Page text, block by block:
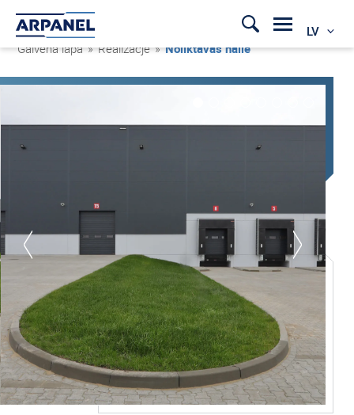
LV
Galvenā lapa » Realizacje »Noliktavas halle